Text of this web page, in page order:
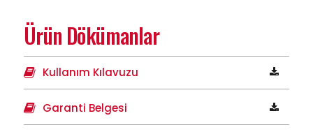
Ürün Dökümanlar
Kullanım Kılavuzu
Garanti Belgesi